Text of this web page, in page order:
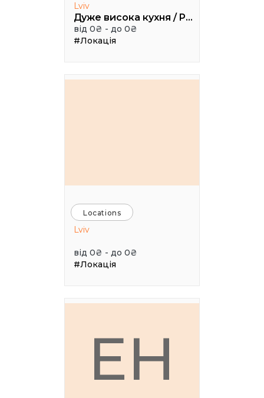
Lviv
Дуже висока кухня / Pretty High Kitchen
від 0₴ - до 0₴
#Локація
Locations
Lviv
від 0₴ - до 0₴
#Локація
EH